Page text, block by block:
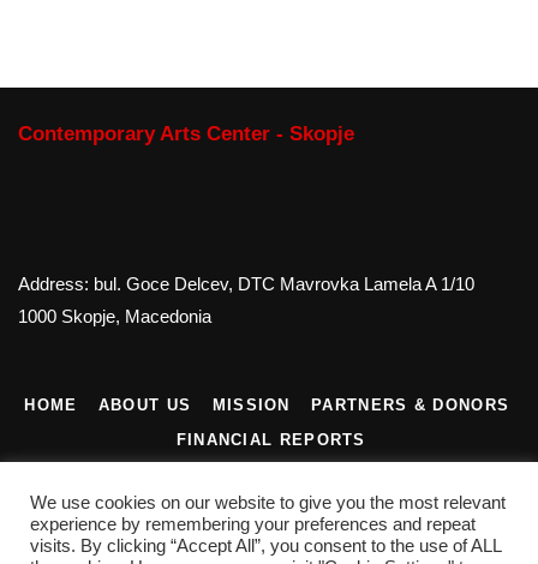
Contemporary Arts Center - Skopje
Address: bul. Goce Delcev, DTC Mavrovka Lamela A 1/10
1000 Skopje, Macedonia
HOME ABOUT US MISSION
PARTNERS & DONORS
FINANCIAL REPORTS
We use cookies on our website to give you the most relevant
experience by remembering your preferences and repeat
visits. By clicking “Accept All”, you consent to the use of ALL